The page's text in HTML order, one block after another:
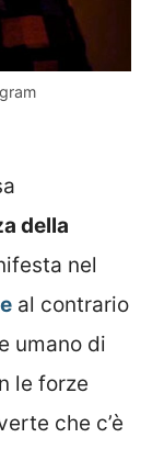
della
nel
al contrario
umano di
le forze
che c’è